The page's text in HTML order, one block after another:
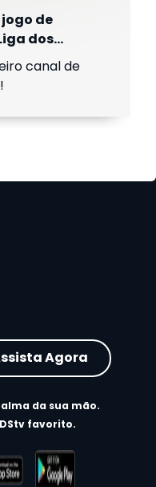
de
dos
canal de
Agora
da sua mão.
favorito.